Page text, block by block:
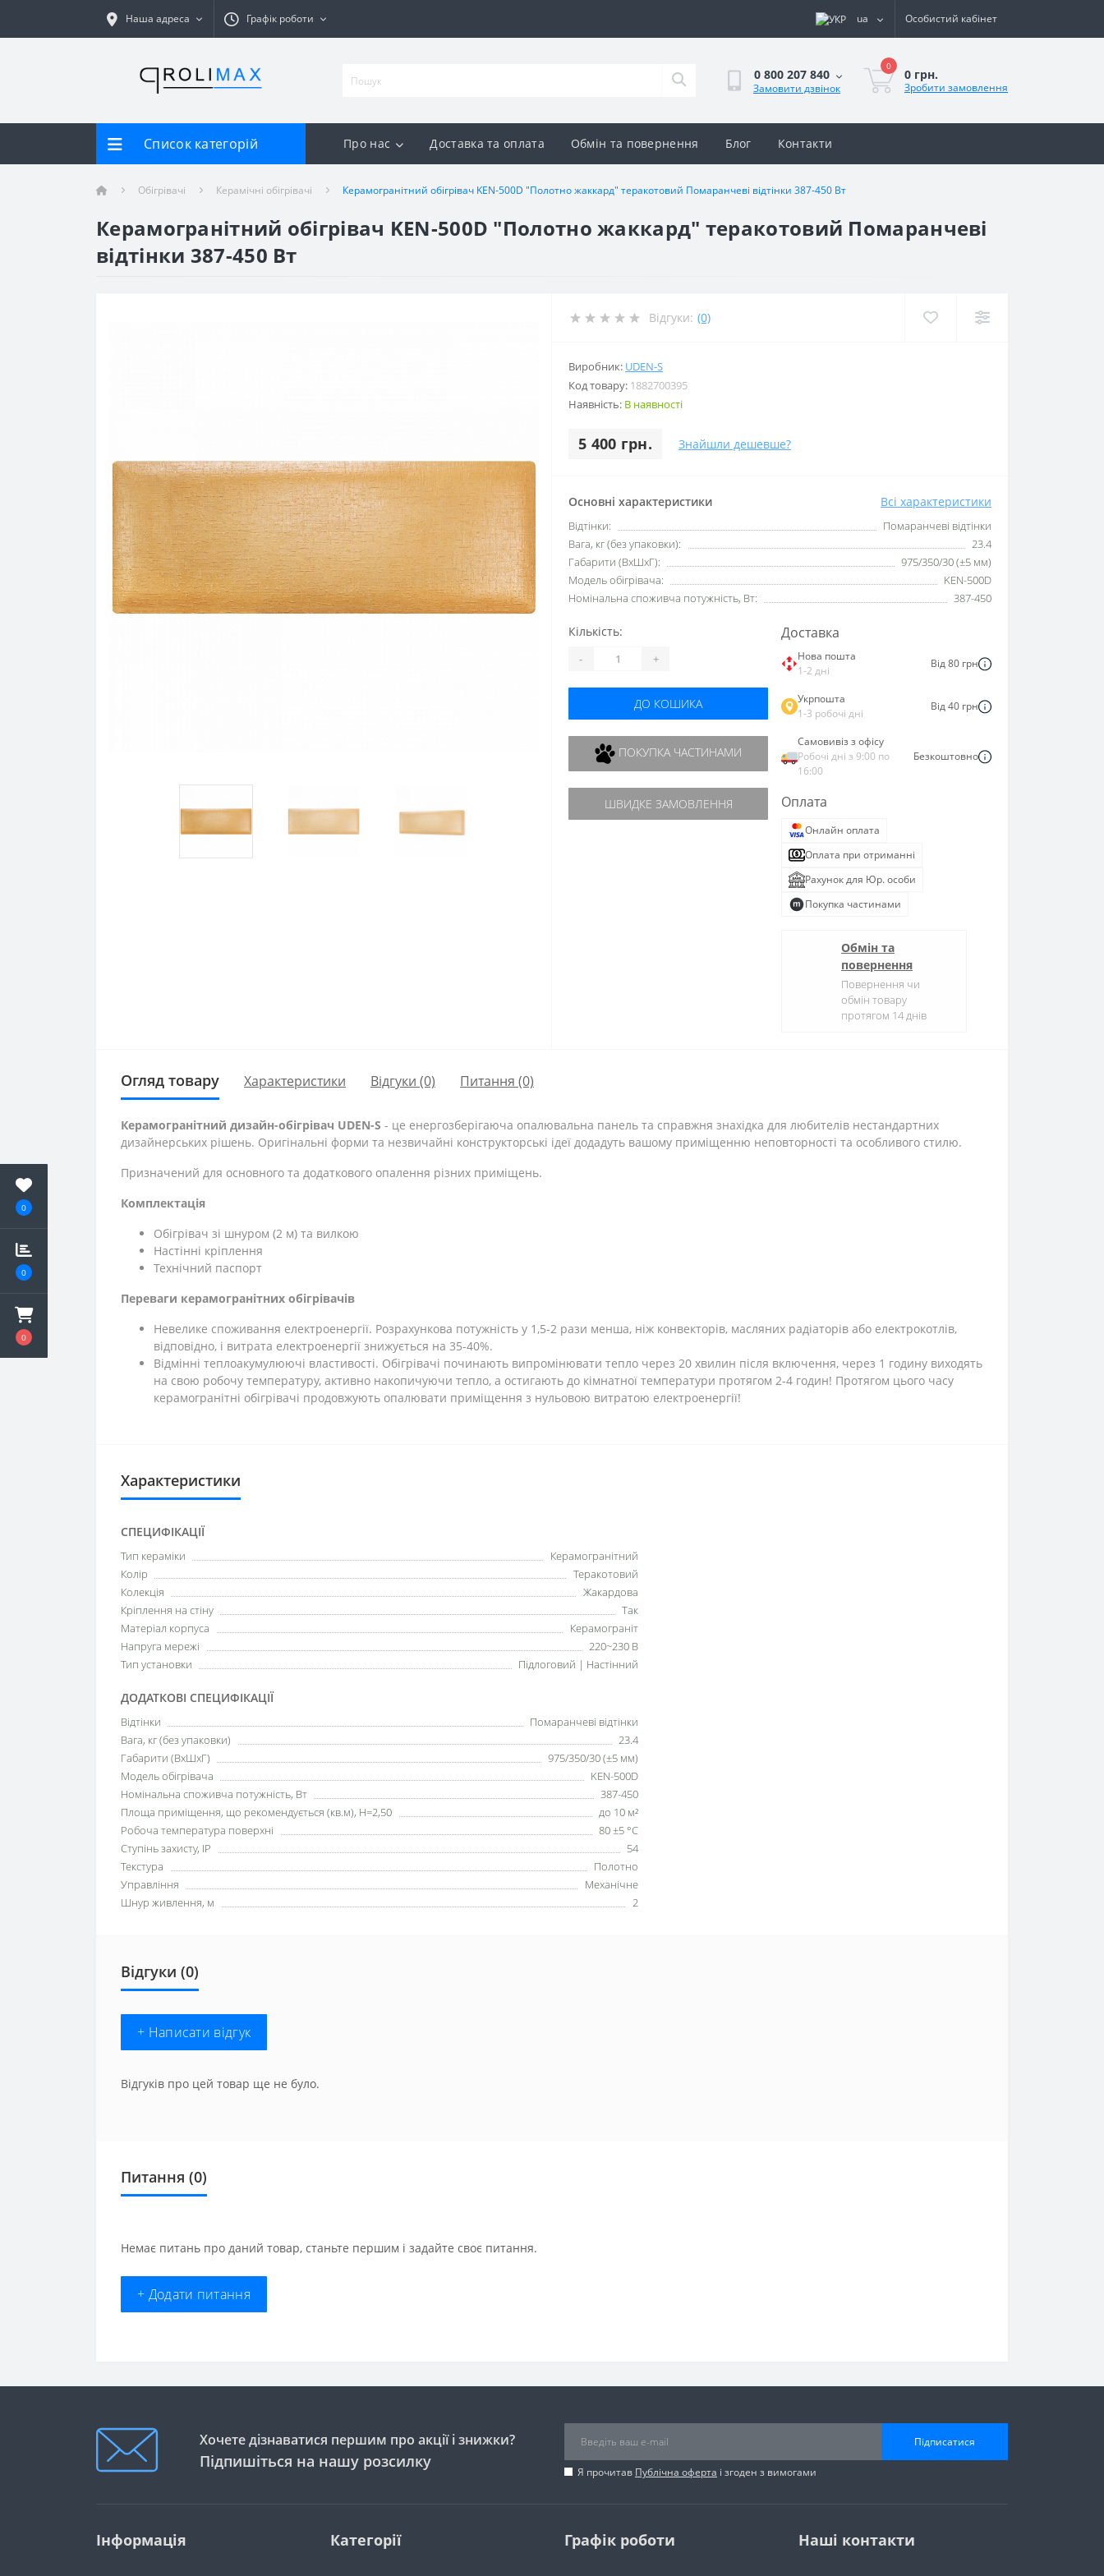
0
0
0
Наша адреса Графік роботи ua Особистий кабінет
0 800 207 840
Замовити дзвінок
0
0 грн.
Зробити замовлення
Список категорій Про нас Доставка та оплата Обмін та повернення Блог Контакти
Обігрівачі Керамічні обігрівачі Керамогранітний обігрівач KEN-500D "Полотно жаккард" теракотовий Помаранчеві відтінки 387-450 Вт
Керамогранітний обігрівач KEN-500D "Полотно жаккард" теракотовий Помаранчеві
відтінки 387-450 Вт
Відгуки: (0)
Виробник: UDEN-S
Код товару: 1882700395
Наявність: В наявності
5 400 грн. Знайшли дешевше?
Основні характеристики Всі характеристики
Відтінки:
Помаранчеві відтінки
Вага, кг (без упаковки):
23.4
Габарити (ВхШхГ):
975/350/30 (±5 мм)
Модель обігрівача:
KEN-500D
Номінальна споживча потужність, Вт:
387-450
Кількість:
- +
ДО КОШИКА
ПОКУПКА ЧАСТИНАМИ
ШВИДКЕ ЗАМОВЛЕННЯ
Доставка
Нова пошта
1-2 дні
Від 80 грн
Укрпошта
1-3 робочі дні
Від 40 грн
Самовивіз з офісу
Робочі дні з 9:00 по
16:00
Безкоштовно
Оплата
Онлайн оплата
Оплата при отриманні
Рахунок для Юр. особи
Покупка частинами
Обмін та
повернення
Повернення чи
обмін товару
протягом 14 днів
Огляд товару Характеристики Відгуки (0) Питання (0)
Керамогранітний дизайн-обігрівач UDEN-S - це енергозберігаюча опалювальна панель та справжня знахідка для любителів нестандартних
дизайнерських рішень. Оригінальні форми та незвичайні конструкторські ідеї додадуть вашому приміщенню неповторності та особливого стилю.
Призначений для основного та додаткового опалення різних приміщень.
Комплектація
Обігрівач зі шнуром (2 м) та вилкою
Настінні кріплення
Технічний паспорт
Переваги керамогранітних обігрівачів
Невелике споживання електроенергії. Розрахункова потужність у 1,5-2 рази менша, ніж конвекторів, масляних радіаторів або електрокотлів,
відповідно, і витрата електроенергії знижується на 35-40%.
Відмінні теплоакумулюючі властивості. Обігрівачі починають випромінювати тепло через 20 хвилин після включення, через 1 годину виходять
на свою робочу температуру, активно накопичуючи тепло, а остигають до кімнатної температури протягом 2-4 годин! Протягом цього часу
керамогранітні обігрівачі продовжують опалювати приміщення з нульовою витратою електроенергії!
Характеристики
СПЕЦИФІКАЦІЇ
Тип кераміки
Керамогранітний
Колір
Теракотовий
Колекція
Жакардова
Кріплення на стіну
Так
Матеріал корпуса
Керамограніт
Напруга мережі
220~230 В
Тип установки
Підлоговий | Настінний
ДОДАТКОВІ СПЕЦИФІКАЦІЇ
Відтінки
Помаранчеві відтінки
Вага, кг (без упаковки)
23.4
Габарити (ВхШхГ)
975/350/30 (±5 мм)
Модель обігрівача
KEN-500D
Номінальна споживча потужність, Вт
387-450
Площа приміщення, що рекомендується (кв.м), H=2,50
до 10 м²
Робоча температура поверхні
80 ±5 °С
Ступінь захисту, IP
54
Текстура
Полотно
Управління
Механічне
Шнур живлення, м
2
Відгуки (0)
+ Написати відгук
Відгуків про цей товар ще не було.
Питання (0)
Немає питань про даний товар, станьте першим і задайте своє питання.
+ Додати питання
Хочете дізнаватися першим про акції і знижки?
Підпишіться на нашу розсилку
Підписатися
Я прочитав Публічна оферта і згоден з вимогами
Інформація Категорії Графік роботи Наші контакти